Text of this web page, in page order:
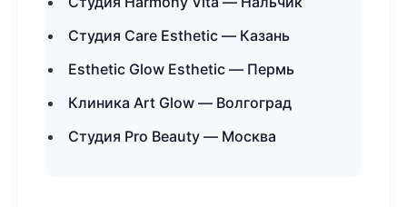
Студия Care Esthetic — Казань
Esthetic Glow Esthetic — Пермь
Клиника Art Glow — Волгоград
Студия Pro Beauty — Москва